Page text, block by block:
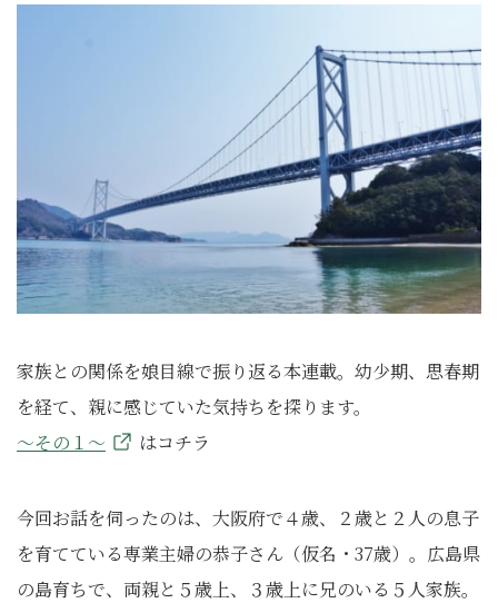
家族との関係を娘目線で振り返る本連載。幼少期、思春期
を経て、親に感じていた気持ちを探ります。
～その１～
はコチラ
今回お話を伺ったのは、大阪府で４歳、２歳と２人の息子
を育てている専業主婦の恭子さん（仮名・37歳）。広島県
の島育ちで、両親と５歳上、３歳上に兄のいる５人家族。